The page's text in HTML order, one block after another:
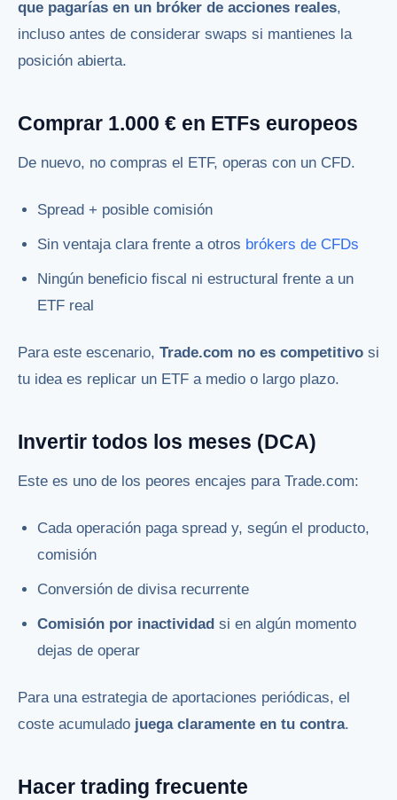
que pagarías en un bróker de acciones reales,
incluso antes de considerar swaps si mantienes la
posición abierta.
Comprar 1.000 € en ETFs europeos
De nuevo, no compras el ETF, operas con un CFD.
Spread + posible comisión
Sin ventaja clara frente a otros brókers de CFDs
Ningún beneficio fiscal ni estructural frente a un
ETF real
Para este escenario, Trade.com no es competitivo si
tu idea es replicar un ETF a medio o largo plazo.
Invertir todos los meses (DCA)
Este es uno de los peores encajes para Trade.com:
Cada operación paga spread y, según el producto,
comisión
Conversión de divisa recurrente
Comisión por inactividad si en algún momento
dejas de operar
Para una estrategia de aportaciones periódicas, el
coste acumulado juega claramente en tu contra.
Hacer trading frecuente